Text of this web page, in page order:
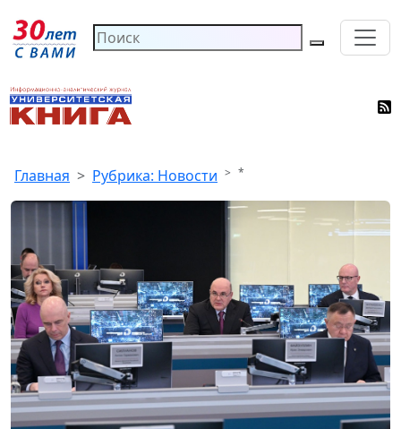
Главная Рубрика: Новости *